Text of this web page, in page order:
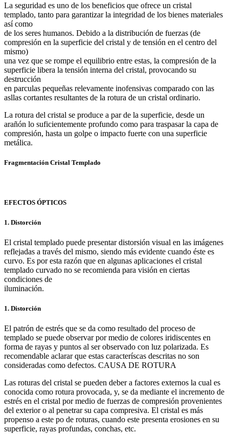
La seguridad es uno de los beneficios que ofrece un cristal
templado, tanto para garantizar la integridad de los bienes materiales
así como
de los seres humanos. Debido a la distribución de fuerzas (de
compresión en la superficie del cristal y de tensión en el centro del
mismo)
una vez que se rompe el equilibrio entre estas, la compresión de la
superficie libera la tensión interna del cristal, provocando su
destrucción
en parculas pequeñas relevamente inofensivas comparado con las
asllas cortantes resultantes de la rotura de un cristal ordinario.
La rotura del cristal se produce a par de la superficie, desde un
arañón lo suficientemente profundo como para traspasar la capa de
compresión, hasta un golpe o impacto fuerte con una superficie
metálica.
Fragmentación Cristal Templado
EFECTOS ÓPTICOS
1. Distorción
El cristal templado puede presentar distorsión visual en las imágenes
reflejadas a través del mismo, siendo más evidente cuando éste es
curvo. Es por esta razón que en algunas aplicaciones el cristal
templado curvado no se recomienda para visión en ciertas
condiciones de
iluminación.
1. Distorción
El patrón de estrés que se da como resultado del proceso de
templado se puede observar por medio de colores iridiscentes en
forma de rayas y puntos al ser observado con luz polarizada. Es
recomendable aclarar que estas caracteríscas descritas no son
consideradas como defectos. CAUSA DE ROTURA
Las roturas del cristal se pueden deber a factores externos la cual es
conocida como rotura provocada, y, se da mediante el incremento de
estrés en el cristal por medio de fuerzas de compresión provenientes
del exterior o al penetrar su capa compresiva. El cristal es más
propenso a este po de roturas, cuando este presenta erosiones en su
superficie, rayas profundas, conchas, etc.